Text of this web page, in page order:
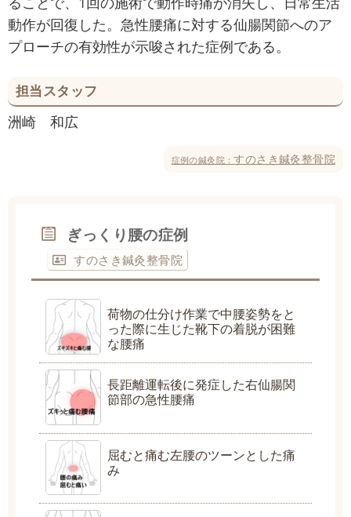
動作が回復した。急性腰痛に対する仙腸関節へのア
プローチの有効性が示唆された症例である。
担当スタッフ
洲崎 和広
症例の鍼灸院：すのさき鍼灸整骨院
ぎっくり腰の症例
すのさき鍼灸整骨院
荷物の仕分け作業で中腰姿勢をと
った際に生じた靴下の着脱が困難
な腰痛
長距離運転後に発症した右仙腸関
節部の急性腰痛
屈むと痛む左腰のツーンとした痛
み